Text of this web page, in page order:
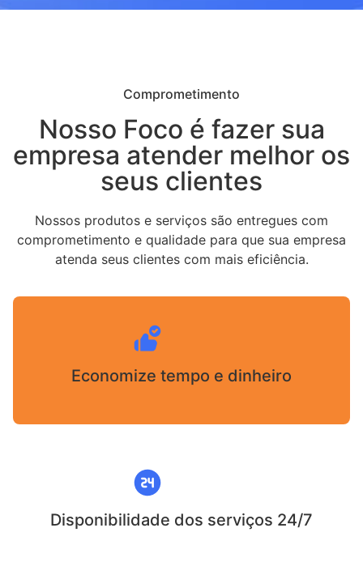
Comprometimento
Nosso Foco é fazer sua
empresa atender melhor os
seus clientes
Nossos produtos e serviços são entregues com
comprometimento e qualidade para que sua empresa
atenda seus clientes com mais eficiência.
Economize tempo e dinheiro
Disponibilidade dos serviços 24/7